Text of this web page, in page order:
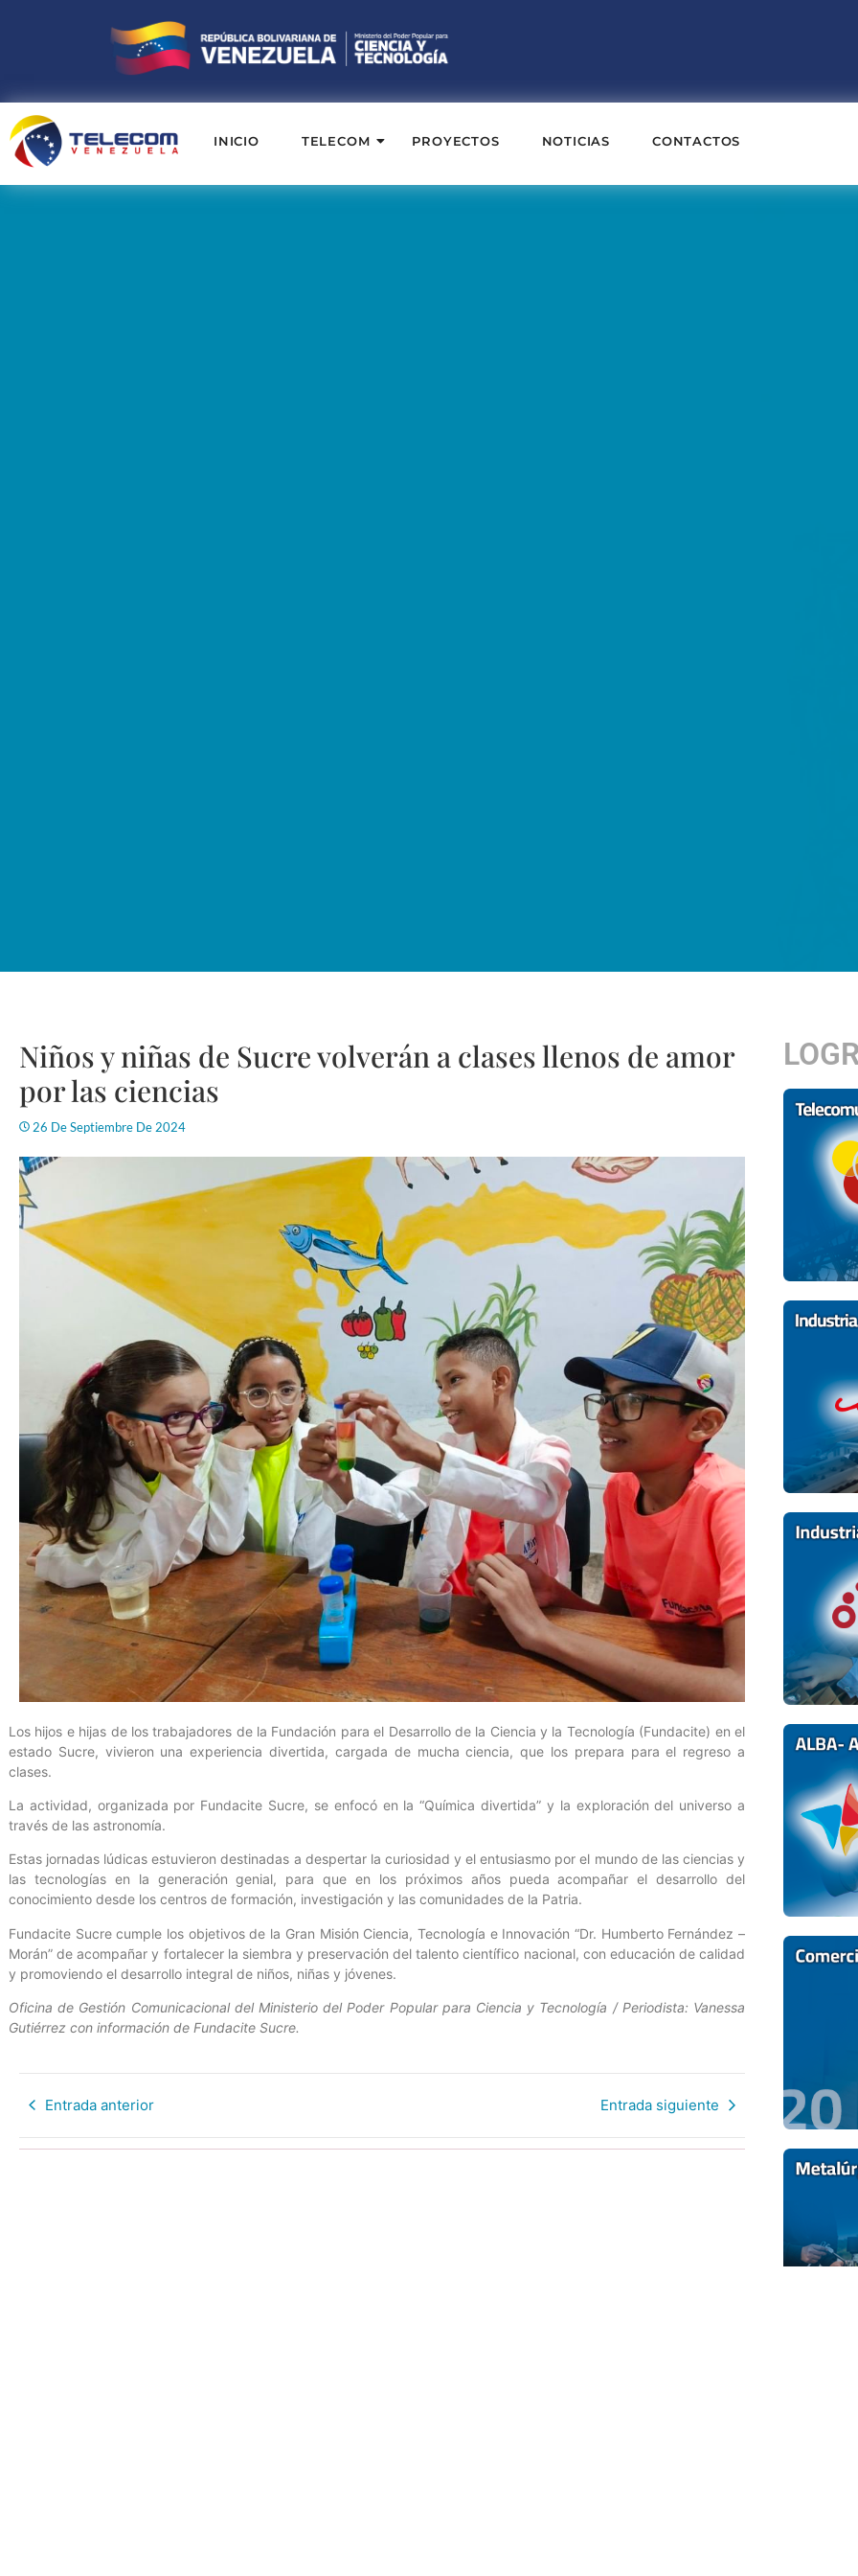
INICIO TELECOM PROYECTOS NOTICIAS CONTACTOS
Niños y niñas de Sucre volverán a clases llenos de amor
por las ciencias
26 De Septiembre De 2024
Los hijos e hijas de los trabajadores de la Fundación para el Desarrollo de la Ciencia y la Tecnología (Fundacite) en el
estado Sucre, vivieron una experiencia divertida, cargada de mucha ciencia, que los prepara para el regreso a
clases.
La actividad, organizada por Fundacite Sucre, se enfocó en la “Química divertida” y la exploración del universo a
través de las astronomía.
Estas jornadas lúdicas estuvieron destinadas a despertar la curiosidad y el entusiasmo por el mundo de las ciencias y
las tecnologías en la generación genial, para que en los próximos años pueda acompañar el desarrollo del
conocimiento desde los centros de formación, investigación y las comunidades de la Patria.
Fundacite Sucre cumple los objetivos de la Gran Misión Ciencia, Tecnología e Innovación “Dr. Humberto Fernández –
Morán” de acompañar y fortalecer la siembra y preservación del talento científico nacional, con educación de calidad
y promoviendo el desarrollo integral de niños, niñas y jóvenes.
Oficina de Gestión Comunicacional del Ministerio del Poder Popular para Ciencia y Tecnología / Periodista: Vanessa
Gutiérrez con información de Fundacite Sucre.
Entrada anterior Entrada siguiente